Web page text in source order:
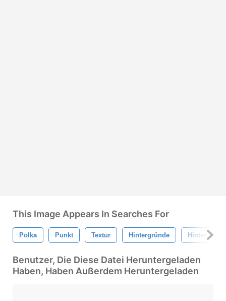
This Image Appears In Searches For
Polka Punkt Textur Hintergründe Hintergrund
Benutzer, Die Diese Datei Heruntergeladen
Haben, Haben Außerdem Heruntergeladen